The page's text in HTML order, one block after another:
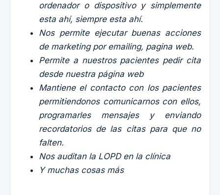
ordenador o dispositivo y simplemente
esta ahí, siempre esta ahí.
Nos permite ejecutar buenas acciones
de marketing por emailing, pagina web.
Permite a nuestros pacientes pedir cita
desde nuestra página web
Mantiene el contacto con los pacientes
permitiendonos comunicarnos con ellos,
programarles mensajes y enviando
recordatorios de las citas para que no
falten.
Nos auditan la LOPD en la clínica
Y muchas cosas más